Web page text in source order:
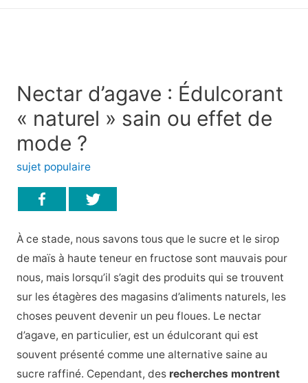
Nectar d’agave : Édulcorant
« naturel » sain ou effet de
mode ?
sujet populaire
À ce stade, nous savons tous que le sucre et le sirop
de maïs à haute teneur en fructose sont mauvais pour
nous, mais lorsqu’il s’agit des produits qui se trouvent
sur les étagères des magasins d’aliments naturels, les
choses peuvent devenir un peu floues. Le nectar
d’agave, en particulier, est un édulcorant qui est
souvent présenté comme une alternative saine au
sucre raffiné. Cependant, des recherches montrent